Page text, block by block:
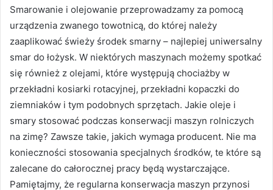
Smarowanie i olejowanie przeprowadzamy za pomocą
urządzenia zwanego towotnicą, do której należy
zaaplikować świeży środek smarny – najlepiej uniwersalny
smar do łożysk. W niektórych maszynach możemy spotkać
się również z olejami, które występują chociażby w
przekładni kosiarki rotacyjnej, przekładni kopaczki do
ziemniaków i tym podobnych sprzętach. Jakie oleje i
smary stosować podczas konserwacji maszyn rolniczych
na zimę? Zawsze takie, jakich wymaga producent. Nie ma
konieczności stosowania specjalnych środków, te które są
zalecane do całorocznej pracy będą wystarczające.
Pamiętajmy, że regularna konserwacja maszyn przynosi